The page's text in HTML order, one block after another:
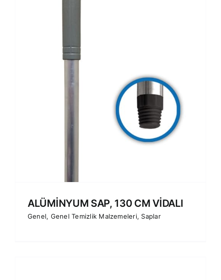
ALÜMİNYUM SAP, 130 CM VİDALI
Genel, Genel Temizlik Malzemeleri, Saplar